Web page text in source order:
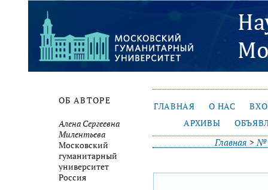
ОБ АВТОРЕ
Алена Сергеевна
Милентьева
Московский
гуманитарный
университет
Россия
ГЛАВНАЯ О НАС
АРХИВЫ
Главная >№